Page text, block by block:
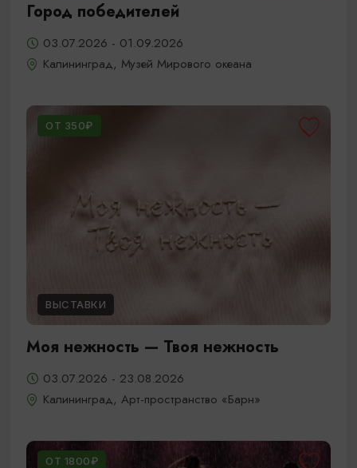
Город победителей
03.07.2026 - 01.09.2026
Калининград, Музей Мирового океана
ОТ 350₽
ВЫСТАВКИ
Моя нежность — Твоя нежность
03.07.2026 - 23.08.2026
Калининград, Арт-пространство «Барн»
ОТ 1800₽